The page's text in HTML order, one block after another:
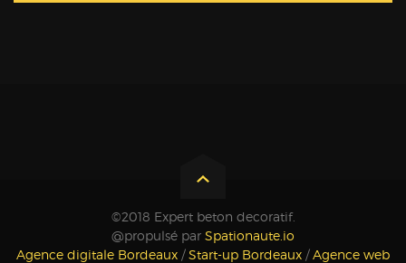
©2018 Expert beton decoratif.
@propulsé par Spationaute.io
Agence digitale Bordeaux /Start-up Bordeaux /Agence web